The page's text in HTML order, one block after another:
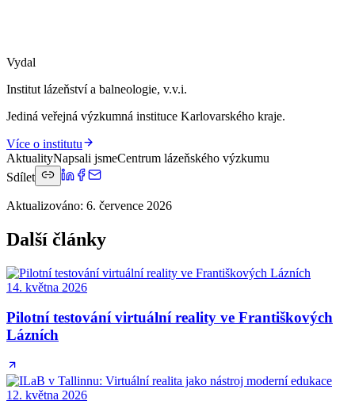
Vydal
Institut lázeňství a balneologie, v.v.i.
Jediná veřejná výzkumná instituce Karlovarského kraje.
Více o institutu
AktualityNapsali jsmeCentrum lázeňského výzkumu
Sdílet
Aktualizováno: 6. července 2026
Další články
14. května 2026
Pilotní testování virtuální reality ve Františkových
Lázních
12. května 2026